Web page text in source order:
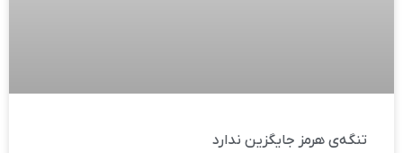
تنگه‌ی هرمز جایگزین ندارد